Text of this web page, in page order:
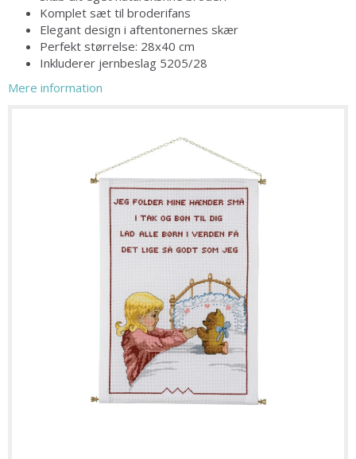
Komplet sæt til broderifans
Elegant design i aftentonernes skær
Perfekt størrelse: 28x40 cm
Inkluderer jernbeslag 5205/28
Mere information